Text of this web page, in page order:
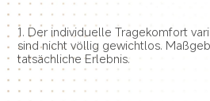
1. Der individuelle Tragekomfort
sind nicht völlig gewichtlos.
tatsächliche Erlebnis.